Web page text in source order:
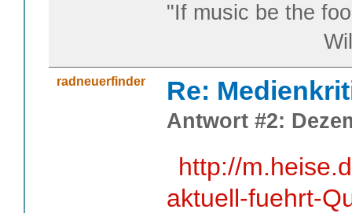
"If music be the
William
radneuerfinder Re:
Antwort #2:
http://
aktuell-fuehrt-